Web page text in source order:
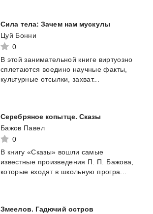
Сила тела: Зачем нам мускулы
Цуй Бонни
0
В этой занимательной книге виртуозно
сплетаются воедино научные факты,
культурные отсылки, захват...
Серебряное копытце. Сказы
Бажов Павел
0
В книгу «Сказы» вошли самые
известные произведения П. П. Бажова,
которые входят в школьную програ...
Змеелов. Гадючий остров